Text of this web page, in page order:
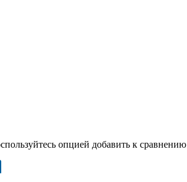
опцией добавить к сравнению